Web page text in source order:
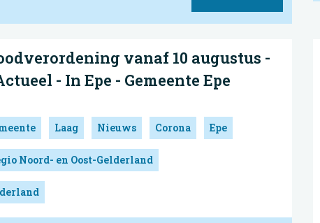
vanaf 10 augustus -
- In Epe - Gemeente Epe
Laag Nieuws Corona Epe
Noord- en Oost-Gelderland